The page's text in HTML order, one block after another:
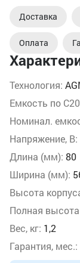
Технология:
Емкость по
Номинал.
Напряжение, В:
Длина (мм): 80
Ширина (мм):
Высота
Полная
Вес, кг: 1,2
Гарантия, мес.:
Доставка
Оплата